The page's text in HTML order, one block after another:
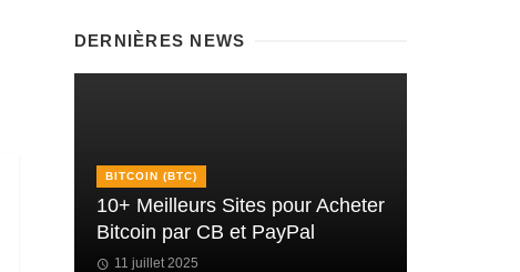
DERNIÈRES NEWS
BITCOIN (BTC)
10+ Meilleurs Sites pour Acheter
Bitcoin par CB et PayPal
11 juillet 2025